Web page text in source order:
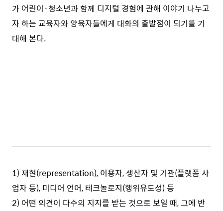
가 어린이·청소년과 함께 디지털 경험에 관해 이야기 나누고
자 하는 교육자와 양육자들에게 대화의 출발점이 되기를 기
대해 본다.
1) 재현(representation), 이용자, 생산자 및 기관(플랫폼 사
업자 등), 미디어 언어, 테크놀로지(행위유도성) 등
2) 어떤 의견이 다수의 지지를 받는 것으로 보일 때, 그에 반